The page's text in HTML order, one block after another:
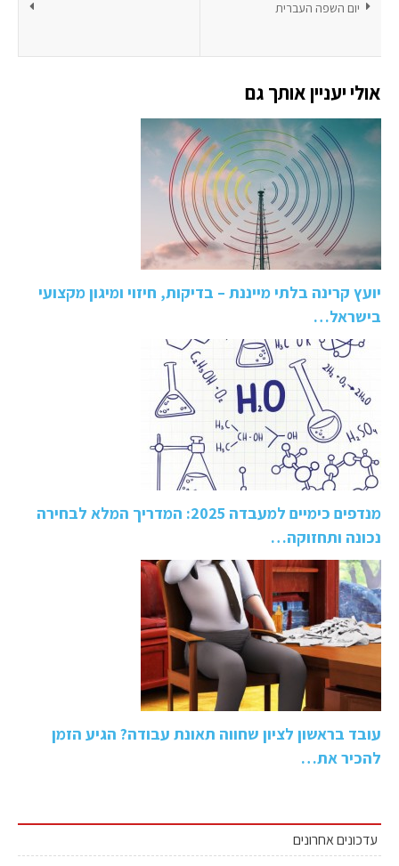
יום השפה העברית
אולי יעניין אותך גם
יועץ קרינה בלתי מייננת – בדיקות, חיזוי ומיגון מקצועי
בישראל…
מנדפים כימיים למעבדה 2025: המדריך המלא לבחירה
נכונה ותחזוקה…
עובד בראשון לציון שחווה תאונת עבודה? הגיע הזמן
להכיר את…
עדכונים אחרונים